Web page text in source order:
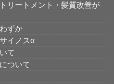
リートメント・髪質改善が
ずか
イノスα
て
ついて